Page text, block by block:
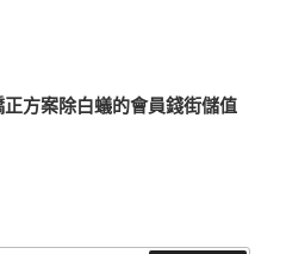
方案除白蟻的會員錢街儲值